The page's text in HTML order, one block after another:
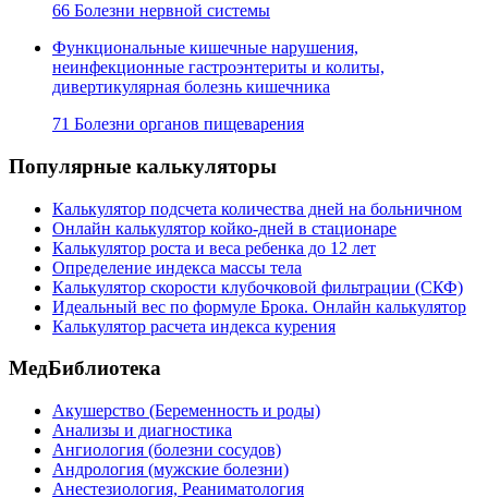
66 Болезни нервной системы
Функциональные кишечные нарушения,
неинфекционные гастроэнтериты и колиты,
дивертикулярная болезнь кишечника
71 Болезни органов пищеварения
Популярные калькуляторы
Калькулятор подсчета количества дней на больничном
Онлайн калькулятор койко-дней в стационаре
Калькулятор роста и веса ребенка до 12 лет
Определение индекса массы тела
Калькулятор скорости клубочковой фильтрации (СКФ)
Идеальный вес по формуле Брока. Онлайн калькулятор
Калькулятор расчета индекса курения
МедБиблиотека
Акушерство (Беременность и роды)
Анализы и диагностика
Ангиология (болезни сосудов)
Андрология (мужские болезни)
Анестезиология, Реаниматология